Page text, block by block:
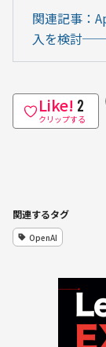
関連記事：
入を検討
Like! 2
クリップする
関連するタグ
OpenAI